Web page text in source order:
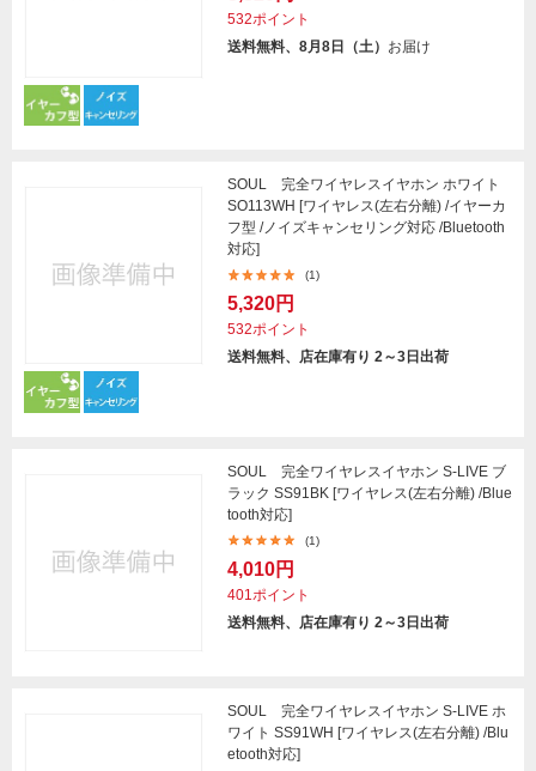
532ポイント
送料無料、8月8日（土） お届け
SOUL 完全ワイヤレスイヤホン ホワイト
SO113WH [ワイヤレス(左右分離) /イヤーカ
フ型 /ノイズキャンセリング対応 /Bluetooth
対応]
(1)
5,320円
532ポイント
送料無料、店在庫有り 2～3日出荷
SOUL 完全ワイヤレスイヤホン S-LIVE ブ
ラック SS91BK [ワイヤレス(左右分離) /Blue
tooth対応]
(1)
4,010円
401ポイント
送料無料、店在庫有り 2～3日出荷
SOUL 完全ワイヤレスイヤホン S-LIVE ホ
ワイト SS91WH [ワイヤレス(左右分離) /Blu
etooth対応]